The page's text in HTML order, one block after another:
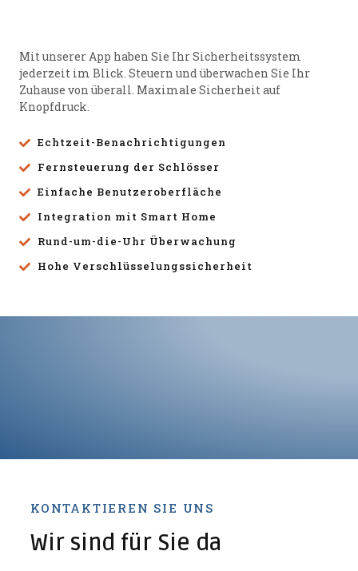
Mit unserer App haben Sie Ihr Sicherheitssystem
jederzeit im Blick. Steuern und überwachen Sie Ihr
Zuhause von überall. Maximale Sicherheit auf
Knopfdruck.
Echtzeit-Benachrichtigungen
Fernsteuerung der Schlösser
Einfache Benutzeroberfläche
Integration mit Smart Home
Rund-um-die-Uhr Überwachung
Hohe Verschlüsselungssicherheit
KONTAKTIEREN SIE UNS
Wir sind für Sie da